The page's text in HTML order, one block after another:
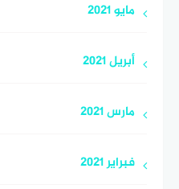
مايو 2021
أبريل 2021
مارس 2021
فبراير 2021